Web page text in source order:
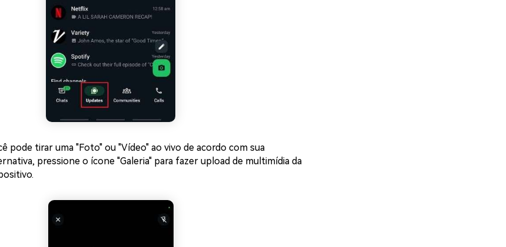
pode tirar uma "Foto" ou "Vídeo" ao vivo de acordo com sua
pressione o ícone "Galeria" para fazer upload de multimídia da